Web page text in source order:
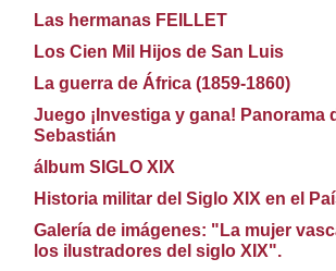
Las hermanas FEILLET
Los Cien Mil Hijos de San Luis
La guerra de África (1859-1860)
Juego ¡Investiga y gana! Panorama
Sebastián
álbum SIGLO XIX
Historia militar del Siglo XIX en el
Galería de imágenes: "La mujer
los ilustradores del siglo XIX".